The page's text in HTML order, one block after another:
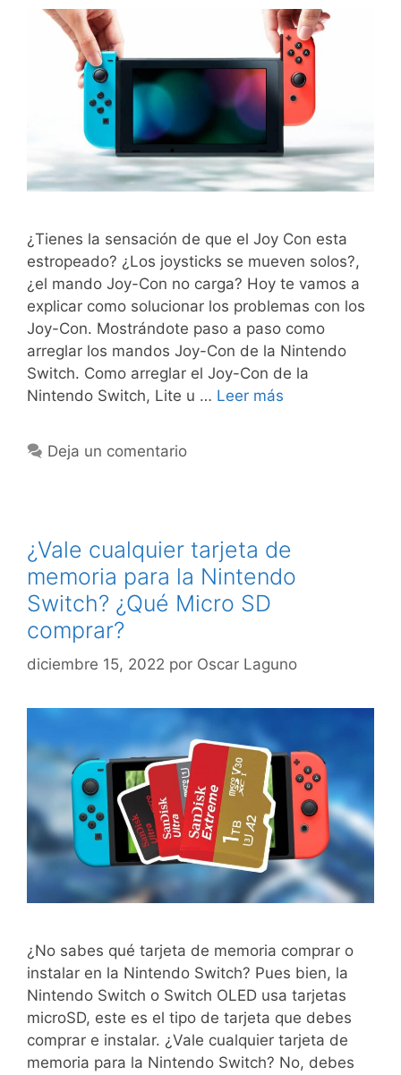
¿Tienes la sensación de que el Joy Con esta
estropeado? ¿Los joysticks se mueven solos?,
¿el mando Joy-Con no carga? Hoy te vamos a
explicar como solucionar los problemas con los
Joy-Con. Mostrándote paso a paso como
arreglar los mandos Joy-Con de la Nintendo
Switch. Como arreglar el Joy-Con de la
Nintendo Switch, Lite u … Leer más
Deja un comentario
¿Vale cualquier tarjeta de
memoria para la Nintendo
Switch? ¿Qué Micro SD
comprar?
diciembre 15, 2022 por Oscar Laguno
¿No sabes qué tarjeta de memoria comprar o
instalar en la Nintendo Switch? Pues bien, la
Nintendo Switch o Switch OLED usa tarjetas
microSD, este es el tipo de tarjeta que debes
comprar e instalar. ¿Vale cualquier tarjeta de
memoria para la Nintendo Switch? No, debes